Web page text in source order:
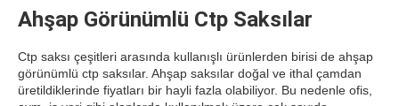
Ahşap Görünümlü Ctp Saksılar
Ctp saksı çeşitleri arasında kullanışlı ürünlerden birisi de ahşap
görünümlü ctp saksılar. Ahşap saksılar doğal ve ithal çamdan
üretildiklerinde fiyatları bir hayli fazla olabiliyor. Bu nedenle ofis,